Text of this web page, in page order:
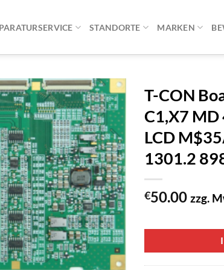
STANDORTE MARKEN
T-CON
C1,X7 MD
LCD
1301.2
€50.00 zzg.